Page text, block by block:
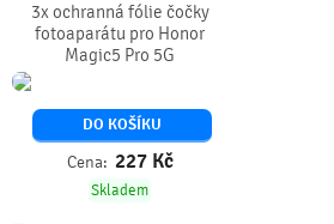
3x ochranná fólie čočky
fotoaparátu pro Honor
Magic5 Pro 5G
DO KOŠÍKU
Cena: 227 Kč
Skladem